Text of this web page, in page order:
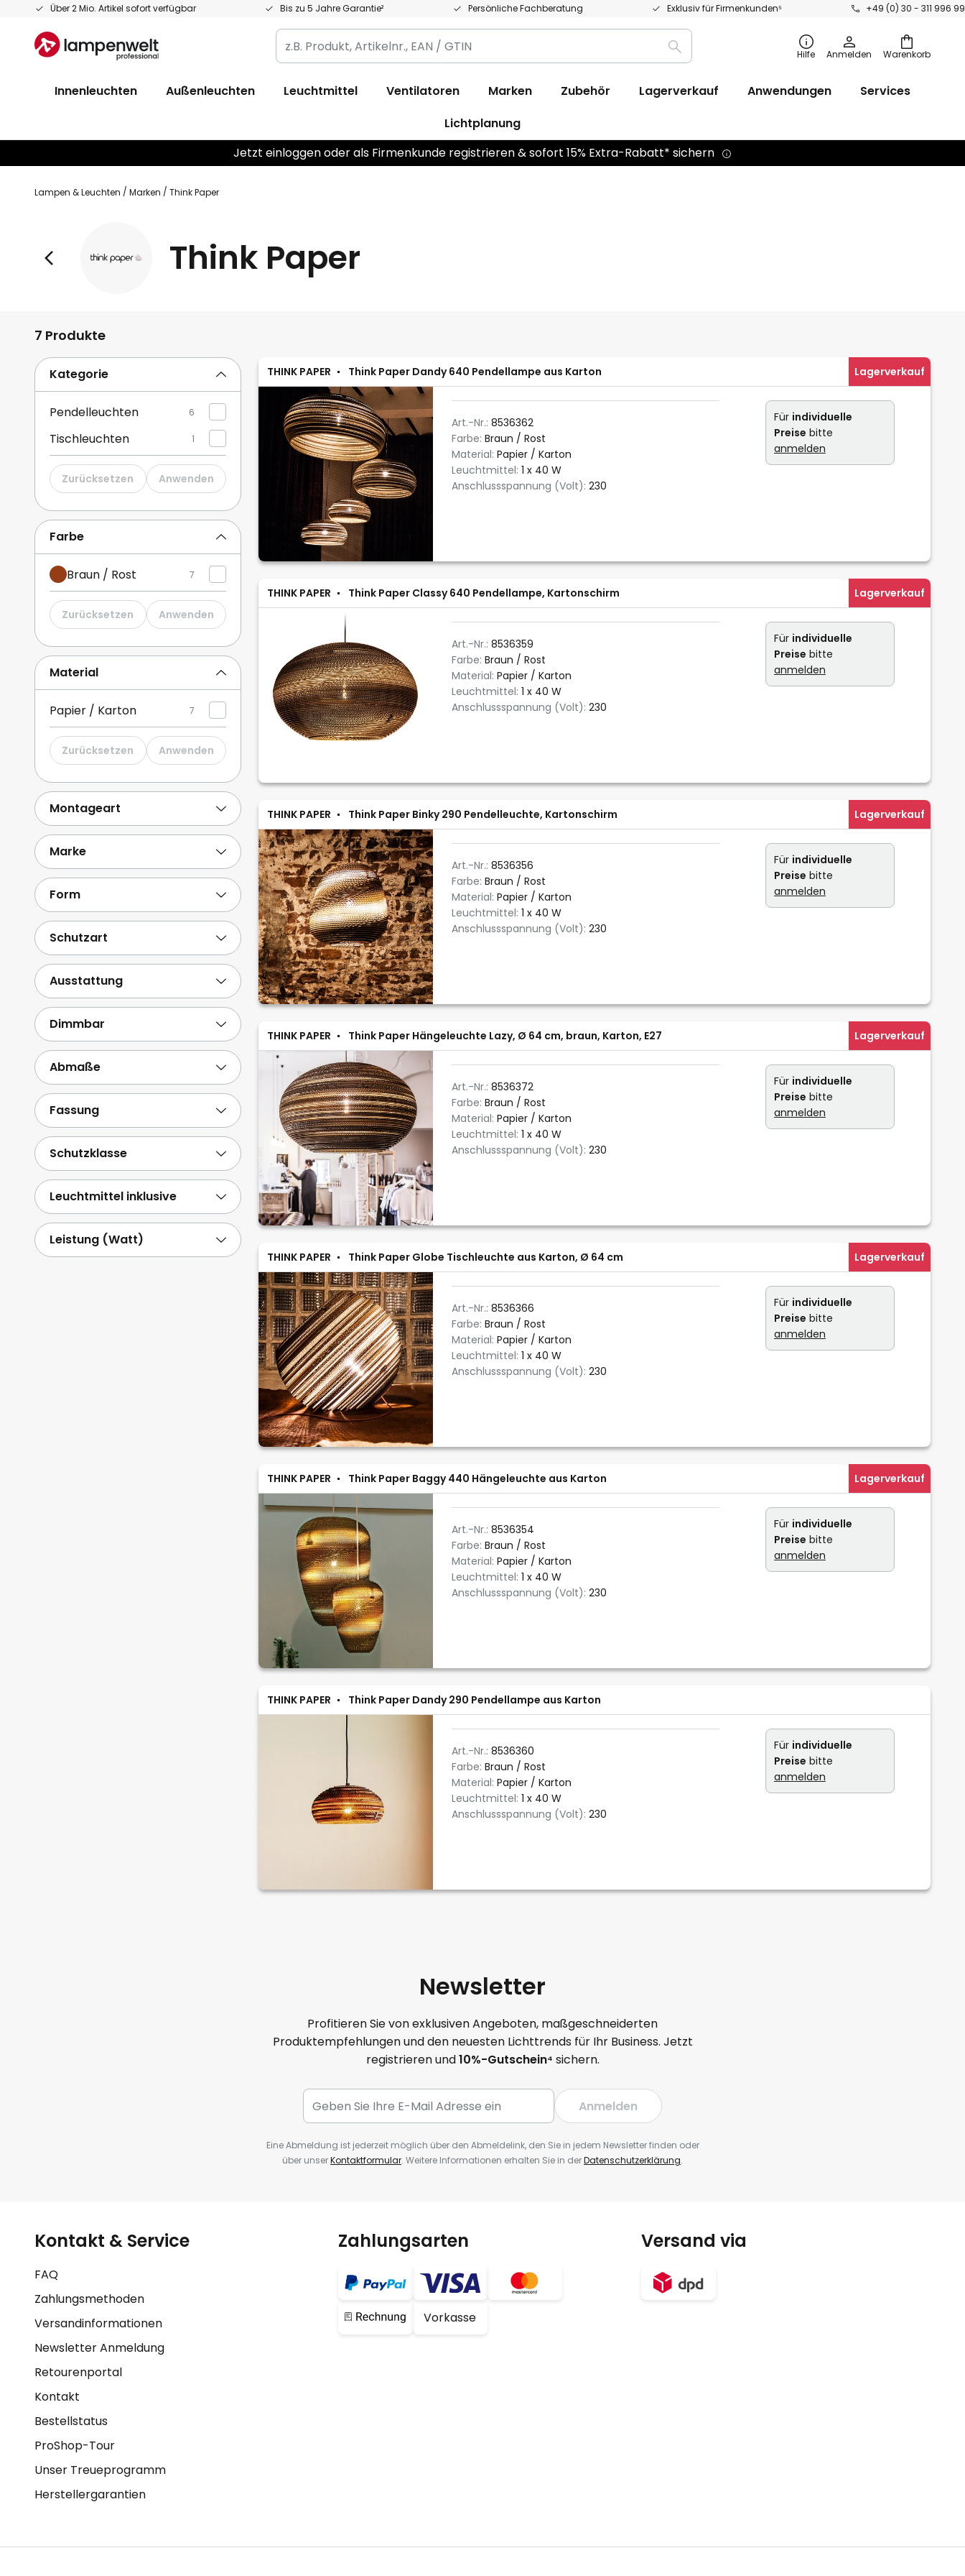
Über 2 Mio. Artikel sofort verfügbar Bis zu 5 Jahre Garantie² Persönliche Fachberatung Exklusiv für Firmenkunden⁵ +49 (0) 30 - 311 996 99
Zum
springen
Warenkorb
z.B.
Produkt,
EAN
Suche Hilfe Anmelden
Innenleuchten Außenleuchten Leuchtmittel Ventilatoren Marken Zubehör Lagerverkauf Anwendungen
Services
Lichtplanung
Jetzt einloggen oder als Firmenkunde registrieren & sofort 15% Extra-Rabatt* sichern
Lampen & Leuchten Marken Think Paper
Think Paper
THINK PAPER Think Paper Dandy 640 Pendellampe aus Karton Lagerverkauf
Art.-Nr.: 8536362
Farbe: Braun / Rost
Material: Papier / Karton
Leuchtmittel: 1 x 40 W
Anschlussspannung (Volt): 230
Für individuelle
Preise bitte
anmelden
THINK PAPER Think Paper Classy 640 Pendellampe, Kartonschirm Lagerverkauf
Art.-Nr.: 8536359
Farbe: Braun / Rost
Material: Papier / Karton
Leuchtmittel: 1 x 40 W
Anschlussspannung (Volt): 230
Für individuelle
Preise bitte
anmelden
THINK PAPER Think Paper Binky 290 Pendelleuchte, Kartonschirm Lagerverkauf
Art.-Nr.: 8536356
Farbe: Braun / Rost
Material: Papier / Karton
Leuchtmittel: 1 x 40 W
Anschlussspannung (Volt): 230
Für individuelle
Preise bitte
anmelden
THINK PAPER Think Paper Hängeleuchte Lazy, Ø 64 cm, braun, Karton, E27 Lagerverkauf
Art.-Nr.: 8536372
Farbe: Braun / Rost
Material: Papier / Karton
Leuchtmittel: 1 x 40 W
Anschlussspannung (Volt): 230
Für individuelle
Preise bitte
anmelden
THINK PAPER Think Paper Globe Tischleuchte aus Karton, Ø 64 cm Lagerverkauf
Art.-Nr.: 8536366
Farbe: Braun / Rost
Material: Papier / Karton
Leuchtmittel: 1 x 40 W
Anschlussspannung (Volt): 230
Für individuelle
Preise bitte
anmelden
THINK PAPER Think Paper Baggy 440 Hängeleuchte aus Karton Lagerverkauf
Art.-Nr.: 8536354
Farbe: Braun / Rost
Material: Papier / Karton
Leuchtmittel: 1 x 40 W
Anschlussspannung (Volt): 230
Für individuelle
Preise bitte
anmelden
THINK PAPER Think Paper Dandy 290 Pendellampe aus Karton
Art.-Nr.: 8536360
Farbe: Braun / Rost
Material: Papier / Karton
Leuchtmittel: 1 x 40 W
Anschlussspannung (Volt): 230
Für individuelle
Preise bitte
anmelden
Kategorie
Pendelleuchten 6
Tischleuchten 1
Zurücksetzen Anwenden
Farbe
Braun / Rost 7
Zurücksetzen Anwenden
Material
Papier / Karton 7
Zurücksetzen Anwenden
Montageart
Marke
Form
Schutzart
Ausstattung
Dimmbar
Abmaße
Fassung
Schutzklasse
Leuchtmittel inklusive
Leistung (Watt)
7 Produkte
Newsletter
Profitieren Sie von exklusiven Angeboten, maßgeschneiderten
Produktempfehlungen und den neuesten Lichttrends für Ihr Business. Jetzt
registrieren und10%-Gutschein⁴ sichern.
Anmelden
Eine Abmeldung ist jederzeit möglich über den Abmeldelink, den Sie in jedem Newsletter finden oder
über unserKontaktformular. Weitere Informationen erhalten Sie in derDatenschutzerklärung.
Kontakt & Service
FAQ
Zahlungsmethoden
Versandinformationen
Newsletter Anmeldung
Retourenportal
Kontakt
Bestellstatus
ProShop-Tour
Unser Treueprogramm
Herstellergarantien
Zahlungsarten
Vorkasse
Versand via